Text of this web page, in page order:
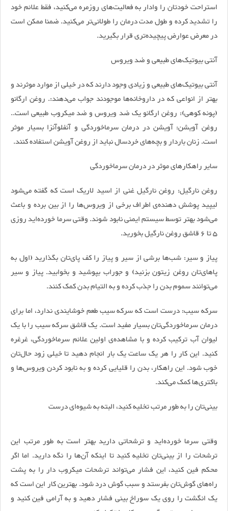
استراحت خودتان را وادار به فعالیت‌های روزمره می‌کنید، فقط علائم خود
را تشدید کرده و طول مدت درمان را طولانی‌تر می‌کنید. ضمنا ممکن است
در معرض عوارض پیچیده‌تری قرار بگیرید.
آنتی بیوتیک‌های طبیعی و ضد ویروس
آنتی بیوتیک‌های طبیعی و زیادی وجود دارند که در خیلی از موارد موثرند و
بهتر از انواعی که در داروخانه‌ها موجودند جواب می‌دهند:. روغن ارگانو
(پونه کوهی): روغن ارگانو یک ضد ویروس و ضد میکروب طبیعی است..
روغن آویشن: آویشن در درمان سرماخوردگی و آنفلوآنزا بسیار موثر
است. زنان باردار و بچه‌های خردسال نباید از روغن آویشن استفاده کنند.
سایر راهکار‌های موثر در درمان سرماخوردگی
روغن نارگیل: روغن نارگیل غنی از اسید لاریک است که گفته می‌شود
لیپید پوشش دهنده‌ی اطراف برخی از ویروس‌ها را از بین برده و باعث
می‌شود بهتر توسط سیستم ایمنی نابود شوند. وقتی سرما خورده‌اید روزی
۵ تا ۶ قاشق روغن نارگیل بخورید.
پیاز و سیر: شب‌ها برشی از سیر و پیاز را کف پای‌تان بگذارید (اول به
پاهای‌تان روغن زیتون بزنید) و جوراب بپوشید و بخوابید. پیاز و سیر
می‌توانند سموم بدن را جذب کرده و به التیام بدن کمک کنند.
سرکه سیب: درست است که سرکه سیب طعم خوشایندی ندارد، اما برای
درمان سرماخوردگی‌تان بسیار مفید است. یک قاشق سرکه سیب را با یک
لیوان آب ترکیب کرده و با مشاهده‌ی اولین علائم سرماخوردگی، غرغره
کنید. این کار را هر یک ساعت یک بار انجام دهید تا خیلی زود حال‌تان
خوب شود. این راهکار، بدن را قلیایی کرده و به نابود کردن ویروس‌ها و
باکتری‌ها کمک می‌کند.
بینی‌تان را به طور مرتب تخلیه کنید، البته به شیوه‌ای درست
وقتی سرما خورده‌اید و ترشحاتی دارید بهتر است به طور مرتب این
ترشحات را از بینی‌تان تخلیه کنید تا اینکه آن‌ها را نگه دارید. اما اگر
محکم فین کنید، این فشار می‌تواند ترشحات میکروب دار را به پشت
راه‌های گوش‌تان بفرستد و سبب گوش درد شود. بهترین کار این است که
یک انگشت را روی یک سوراخ بینی فشار دهید و به آرامی فین کنید و